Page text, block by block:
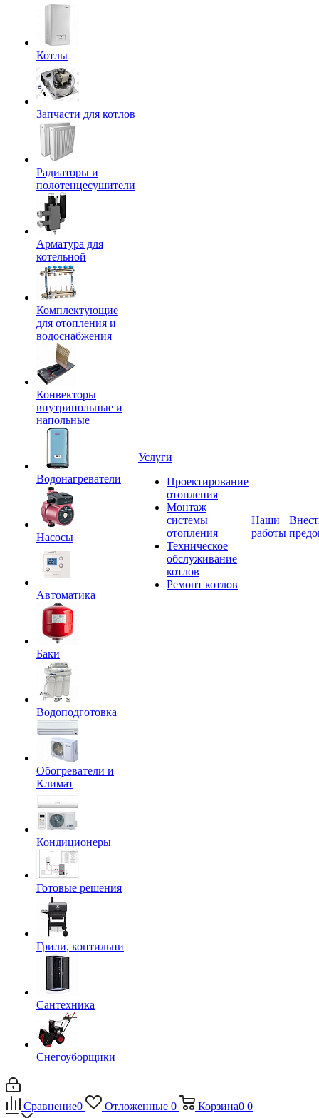
Котлы
Запчасти для котлов
Радиаторы и
полотенцесушители
Арматура для
котельной
Комплектующие
для отопления и
водоснабжения
Конвекторы
внутрипольные и
напольные
Водонагреватели
Насосы
Автоматика
Баки
Водоподготовка
Обогреватели и
Климат
Кондиционеры
Готовые решения
Грили, коптильни
Сантехника
Снегоуборщики
Услуги
Проектирование
отопления
Монтаж
системы
отопления
Техническое
обслуживание
котлов
Ремонт котлов
Наши
работы
Сравнение0 Отложенные 0 Корзина0 0